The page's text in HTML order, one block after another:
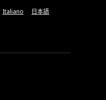
Italiano 日本語